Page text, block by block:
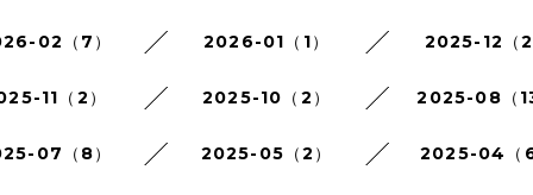
02（7） 2026-01（1） 2025-12（2
11（2） 2025-10（2） 2025-08（13
07（8） 2025-05（2） 2025-04（6